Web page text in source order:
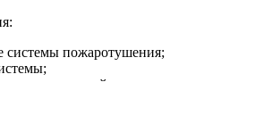
системы пожаротушения;
водопровод;